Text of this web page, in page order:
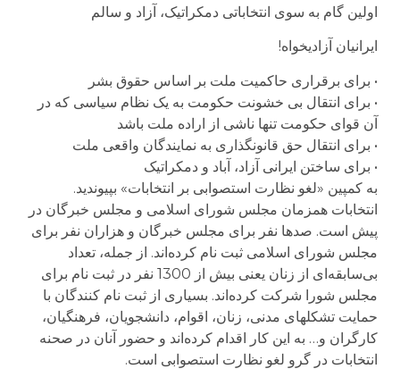
اولین گام به سوی انتخاباتی دمکراتیک، آزاد و سالم
ایرانیان آزادیخواه!
• برای برقراری حاکمیت ملت بر اساس حقوق بشر
• برای انتقال بی خشونت حکومت به یک نظام سیاسی که در
آن قوای حکومت تنها ناشی از اراده ملت باشد
• برای انتقال حق قانونگذاری به نمایندگان واقعی ملت
• برای ساختن ایرانی آزاد، آباد و دمکراتیک
به کمپین «لغو نظارت استصوابی بر انتخابات» بپیوندید.
انتخابات همزمان مجلس شورای اسلامی و مجلس خبرگان در
پیش است. صدها نفر برای مجلس خبرگان و هزاران نفر برای
مجلس شورای اسلامی ثبت نام کرده‌اند. از جمله، تعداد
بی‌سابقه‌ای از زنان یعنی بیش از 1300 نفر در ثبت نام برای
مجلس شورا شرکت کرده‌اند. بسیاری از ثبت نام کنندگان با
حمایت تشکلهای مدنی، زنان، اقوام، دانشجویان، فرهنگیان،
کارگران و… به این کار اقدام کرده‌اند و حضور آنان در صحنه
انتخابات در گرو لغو نظارت استصوابی است.